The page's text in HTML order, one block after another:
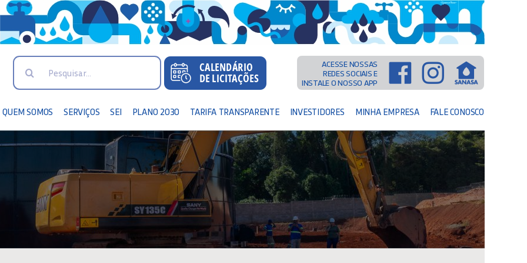
Search
ACESSE NOSSAS
REDES SOCIAIS E
INSTALE O NOSSO APP
QUEM SOMOS SERVIÇOS SEI PLANO 2030 TARIFA TRANSPARENTE INVESTIDORES MINHA EMPRESA FALE CONOSCO